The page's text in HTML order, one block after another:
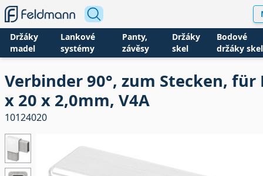
Držáky
madel
Lankové
systémy
Panty,
závěsy
Držáky
skel
Bodové
držáky skel
Verbinder 90°, zum Stecken, für
x 20 x 2,0mm, V4A
10124020